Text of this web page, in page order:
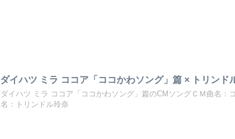
ダイハツ ミラ ココア「ココかわソング」篇 × トリンド
ダイハツ ミラ ココア「ココかわソング」篇のCMソングＣＭ曲名：
名：トリンドル玲奈